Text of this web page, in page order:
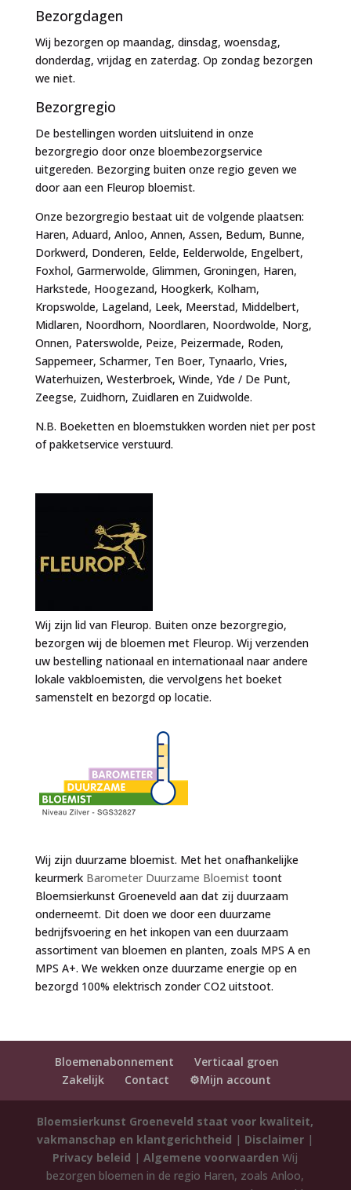
Bezorgdagen
Wij bezorgen op maandag, dinsdag, woensdag,
donderdag, vrijdag en zaterdag. Op zondag bezorgen
we niet.
Bezorgregio
De bestellingen worden uitsluitend in onze
bezorgregio door onze bloembezorgservice
uitgereden. Bezorging buiten onze regio geven we
door aan een Fleurop bloemist.
Onze bezorgregio bestaat uit de volgende plaatsen:
Haren, Aduard, Anloo, Annen, Assen, Bedum, Bunne,
Dorkwerd, Donderen, Eelde, Eelderwolde, Engelbert,
Foxhol, Garmerwolde, Glimmen, Groningen, Haren,
Harkstede, Hoogezand, Hoogkerk, Kolham,
Kropswolde, Lageland, Leek, Meerstad, Middelbert,
Midlaren, Noordhorn, Noordlaren, Noordwolde, Norg,
Onnen, Paterswolde, Peize, Peizermade, Roden,
Sappemeer, Scharmer, Ten Boer, Tynaarlo, Vries,
Waterhuizen, Westerbroek, Winde, Yde / De Punt,
Zeegse, Zuidhorn, Zuidlaren en Zuidwolde.
N.B. Boeketten en bloemstukken worden niet per post
of pakketservice verstuurd.
Wij zijn lid van Fleurop. Buiten onze bezorgregio,
bezorgen wij de bloemen met Fleurop. Wij verzenden
uw bestelling nationaal en internationaal naar andere
lokale vakbloemisten, die vervolgens het boeket
samenstelt en bezorgd op locatie.
Wij zijn duurzame bloemist. Met het onafhankelijke
keurmerk Barometer Duurzame Bloemisttoont
Bloemsierkunst Groeneveld aan dat zij duurzaam
onderneemt. Dit doen we door een duurzame
bedrijfsvoering en het inkopen van een duurzaam
assortiment van bloemen en planten, zoals MPS A en
MPS A+. We wekken onze duurzame energie op en
bezorgd 100% elektrisch zonder CO2 uitstoot.
Bloemenabonnement
Verticaal groen
Zakelijk
Contact ⚙️Mijn account
Bloemsierkunst Groeneveld staat voor kwaliteit,
vakmanschap en klantgerichtheid | Disclaimer |
Privacy beleid |Algemene voorwaarden Wij
bezorgen bloemen in de regio Haren, zoals Anloo,